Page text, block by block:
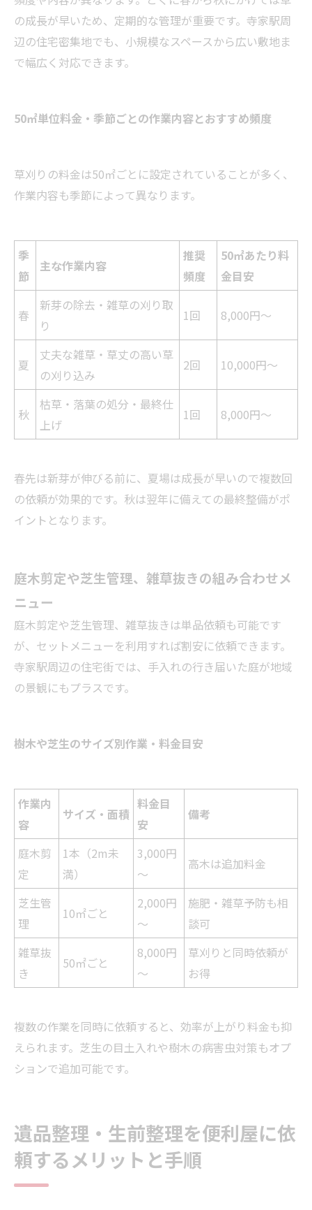
の成長が早いため、定期的な管理が重要です。寺家駅周
辺の住宅密集地でも、小規模なスペースから広い敷地ま
で幅広く対応できます。
50㎡単位料金・季節ごとの作業内容とおすすめ頻度
草刈りの料金は50㎡ごとに設定されていることが多く、
作業内容も季節によって異なります。
季
節
主な作業内容
推奨
頻度
50㎡あたり料
金目安
春
新芽の除去・雑草の刈り取
り
1回 8,000円～
夏
丈夫な雑草・草丈の高い草
の刈り込み
2回 10,000円～
秋
枯草・落葉の処分・最終仕
上げ
1回 8,000円～
春先は新芽が伸びる前に、夏場は成長が早いので複数回
の依頼が効果的です。秋は翌年に備えての最終整備がポ
イントとなります。
庭木剪定や芝生管理、雑草抜きの組み合わせメ
ニュー
庭木剪定や芝生管理、雑草抜きは単品依頼も可能です
が、セットメニューを利用すれば割安に依頼できます。
寺家駅周辺の住宅街では、手入れの行き届いた庭が地域
の景観にもプラスです。
樹木や芝生のサイズ別作業・料金目安
作業内
容
サイズ・面積
料金目
安
備考
庭木剪
定
1本（2m未
満）
3,000円
～
高木は追加料金
芝生管
理
10㎡ごと
2,000円
～
施肥・雑草予防も相
談可
雑草抜
き
50㎡ごと
8,000円
～
草刈りと同時依頼が
お得
複数の作業を同時に依頼すると、効率が上がり料金も抑
えられます。芝生の目土入れや樹木の病害虫対策もオプ
ションで追加可能です。
遺品整理・生前整理を便利屋に依
頼するメリットと手順